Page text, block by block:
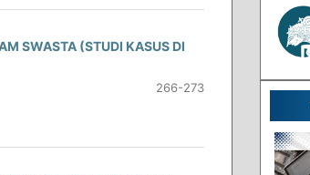
SWASTA (STUDI KASUS DI
266-273